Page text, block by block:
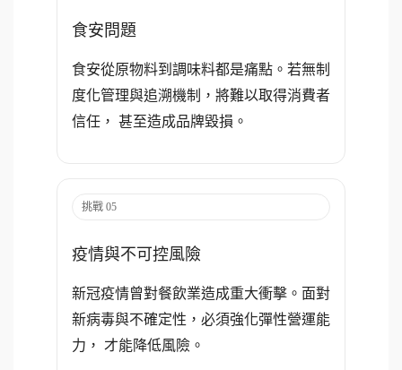
食安問題
食安從原物料到調味料都是痛點。若無制
度化管理與追溯機制，將難以取得消費者
信任， 甚至造成品牌毀損。
挑戰 05
疫情與不可控風險
新冠疫情曾對餐飲業造成重大衝擊。面對
新病毒與不確定性，必須強化彈性營運能
力， 才能降低風險。